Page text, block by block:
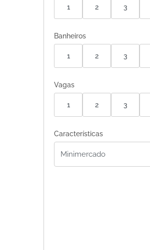
1 2 3
Banheiros
1 2 3
Vagas
1 2 3
Características